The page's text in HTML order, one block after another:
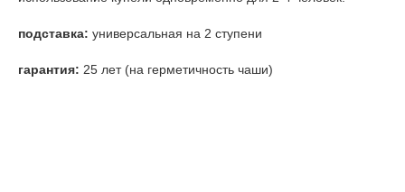
подставка: универсальная на 2 ступени
гарантия: 25 лет (на герметичность чаши)